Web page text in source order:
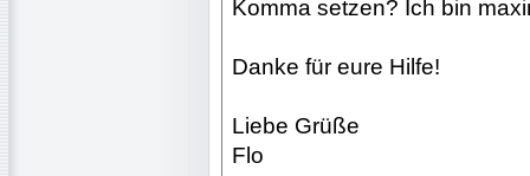
Komma setzen? Ich bin
Danke für eure Hilfe!
Liebe Grüße
Flo